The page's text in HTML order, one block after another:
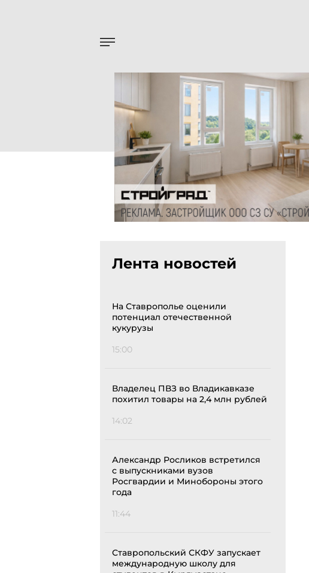
Лента новостей
На Ставрополье оценили
потенциал отечественной
кукурузы
15:00
Владелец ПВЗ во Владикавказе
похитил товары на 2,4 млн рублей
14:02
Александр Росликов встретился
с выпускниками вузов
Росгвардии и Минобороны этого
года
11:44
Ставропольский СКФУ запускает
международную школу для